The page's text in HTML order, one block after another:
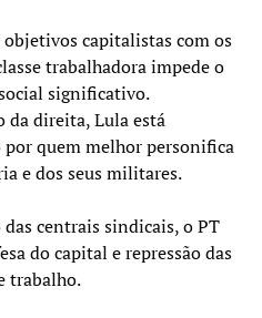
capitalistas com os
trabalhadora impede o
significativo.
da direita, Lula está
quem melhor personifica
e dos seus militares.
centrais sindicais, o PT
do capital e repressão das
trabalho.